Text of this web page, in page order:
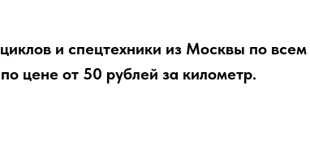
и спецтехники из Москвы по всем
цене от 50 рублей за километр.